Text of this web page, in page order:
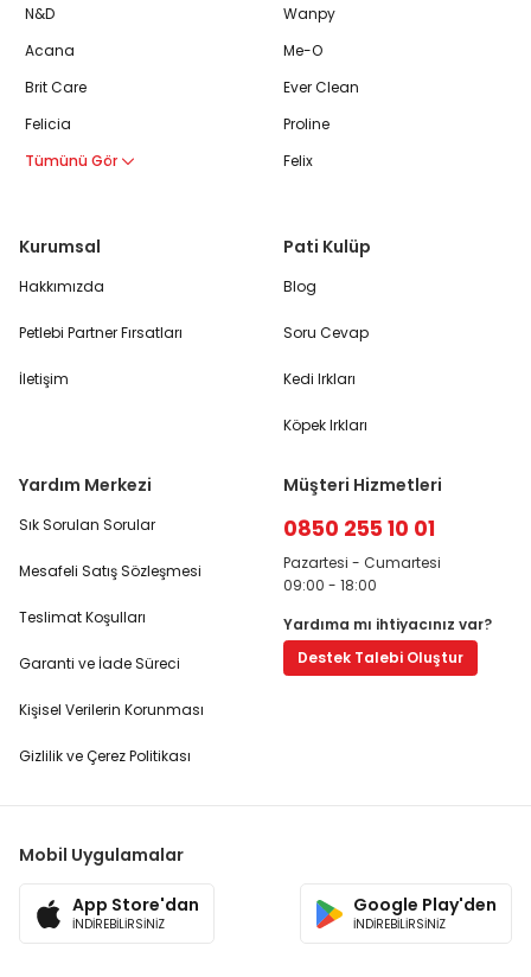
N&D
Acana
Brit Care
Felicia
Tümünü Gör
Wanpy
Me-O
Ever Clean
Proline
Felix
Kurumsal
Hakkımızda
Petlebi Partner Fırsatları
İletişim
Pati Kulüp
Blog
Soru Cevap
Kedi Irkları
Köpek Irkları
Yardım Merkezi
Sık Sorulan Sorular
Mesafeli Satış Sözleşmesi
Teslimat Koşulları
Garanti ve İade Süreci
Kişisel Verilerin Korunması
Gizlilik ve Çerez Politikası
Müşteri Hizmetleri
0850 255 10 01
Pazartesi - Cumartesi
09:00 - 18:00
Yardıma mı ihtiyacınız var?
Destek Talebi Oluştur
Mobil Uygulamalar
App Store'dan
İNDİREBİLİRSİNİZ
Google Play'den
İNDİREBİLİRSİNİZ